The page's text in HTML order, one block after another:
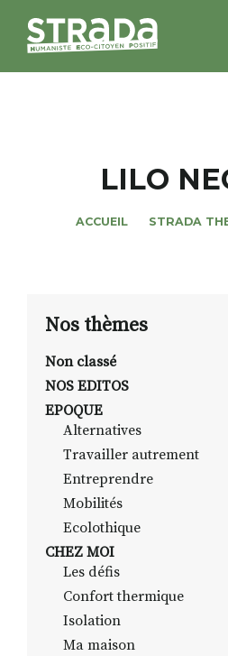
MAGAZINES
NOS THÈMES
ALTER STRADA
ROSÉE DE MAI
RECHERCHER
LILO
ACCUEIL STRADA
Nos thèmes
Non classé
NOS EDITOS
EPOQUE
Alternatives
Travailler autrement
Entreprendre
Mobilités
Ecolothique
CHEZ MOI
Les défis
Confort thermique
Isolation
Ma maison